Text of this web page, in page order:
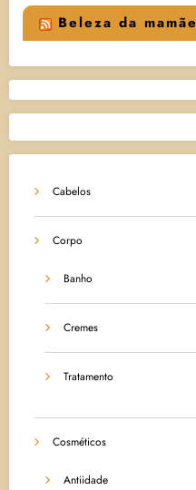
Beleza da mamãe
Cabelos
Corpo
Banho
Cremes
Tratamento
Cosméticos
Antiidade